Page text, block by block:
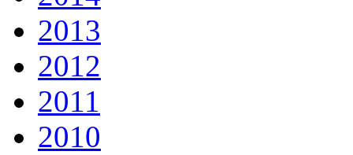
2013
2012
2011
2010